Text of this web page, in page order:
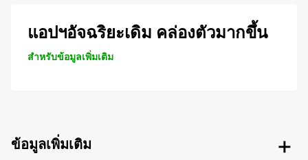
แอปฯอัจฉริยะเดิม คล่องตัวมากขึ้น
สำหรับข้อมูลเพิ่มเติม
ข้อมูลเพิ่มเติม